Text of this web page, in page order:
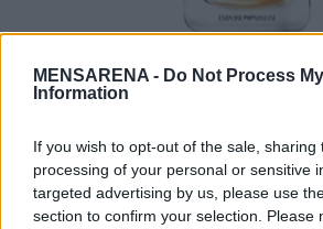
MENSARENA - Do Not Process
Information
If you wish to opt-out of the sale, sharing
processing of your personal or sensitive
targeted advertising by us, please use
section to confirm your selection. Please
www.armani.com
c
h
o
r
: